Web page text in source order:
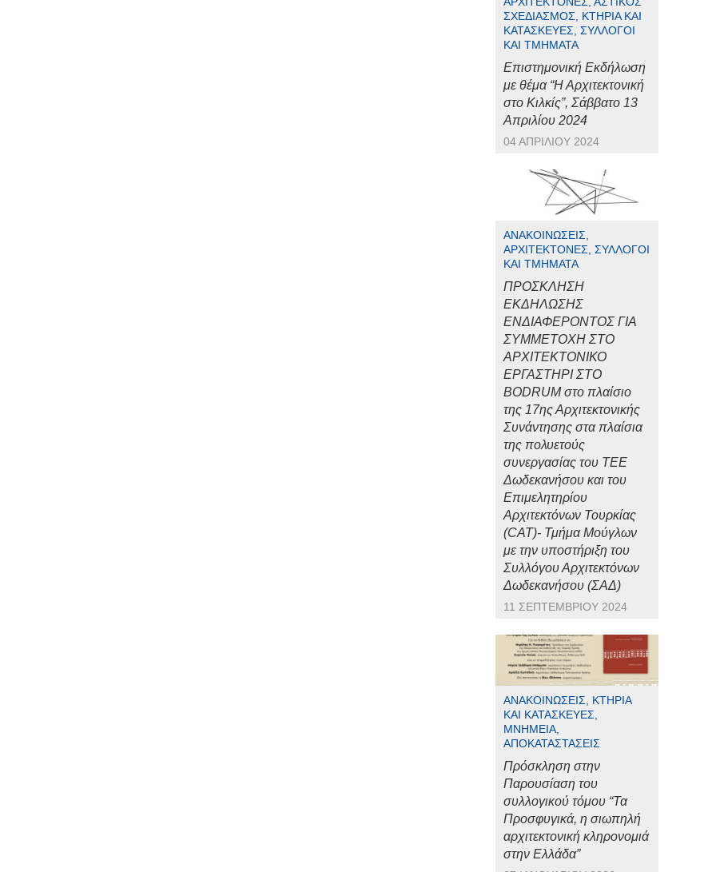
ΣΧΕΔΙΑΣΜΌΣ, ΚΤΉΡΙΑ ΚΑΙ
ΚΑΤΑΣΚΕΥΈΣ, ΣΎΛΛΟΓΟΙ
ΚΑΙ ΤΜΉΜΑΤΑ
Επιστημονική Εκδήλωση
με θέμα “Η Αρχιτεκτονική
στο Κιλκίς”, Σάββατο 13
Απριλίου 2024
04 ΑΠΡΙΛΊΟΥ 2024
ΑΝΑΚΟΙΝΏΣΕΙΣ,
ΑΡΧΙΤΈΚΤΟΝΕΣ, ΣΎΛΛΟΓΟΙ
ΚΑΙ ΤΜΉΜΑΤΑ
ΠΡΟΣΚΛΗΣΗ
ΕΚΔΗΛΩΣΗΣ
ΕΝΔΙΑΦΕΡΟΝΤΟΣ ΓΙΑ
ΣΥΜΜΕΤΟΧΗ ΣΤΟ
ΑΡΧΙΤΕΚΤΟΝΙΚΟ
ΕΡΓΑΣΤΗΡΙ ΣΤΟ
BODRUM στο πλαίσιο
της 17ης Αρχιτεκτονικής
Συνάντησης στα πλαίσια
της πολυετούς
συνεργασίας του ΤΕΕ
Δωδεκανήσου και του
Επιμελητηρίου
Αρχιτεκτόνων Τουρκίας
(CAT)- Τμήμα Μούγλων
με την υποστήριξη του
Συλλόγου Αρχιτεκτόνων
Δωδεκανήσου (ΣΑΔ)
11 ΣΕΠΤΕΜΒΡΊΟΥ 2024
ΑΝΑΚΟΙΝΏΣΕΙΣ, ΚΤΉΡΙΑ
ΚΑΙ ΚΑΤΑΣΚΕΥΈΣ,
ΜΝΗΜΕΊΑ,
ΑΠΟΚΑΤΑΣΤΆΣΕΙΣ
Πρόσκληση στην
Παρουσίαση του
συλλογικού τόμου “Τα
Προσφυγικά, η σιωπηλή
αρχιτεκτονική κληρονομιά
στην Ελλάδα”